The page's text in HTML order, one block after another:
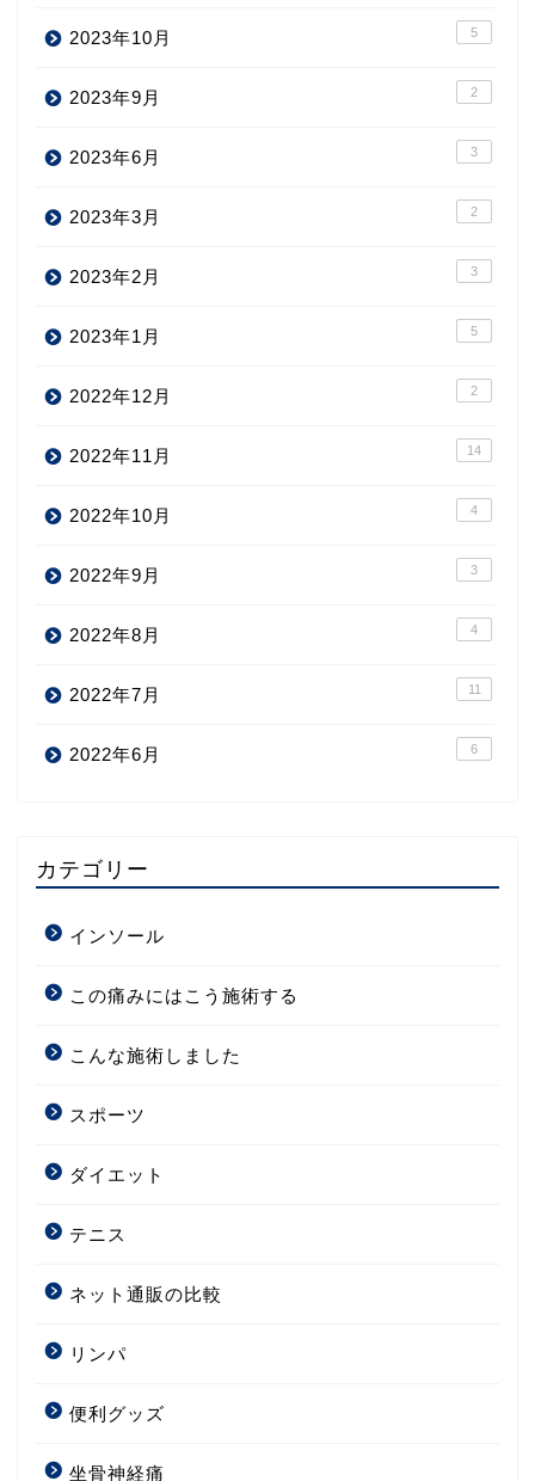
2023年10月 5
2023年9月 2
2023年6月 3
2023年3月 2
2023年2月 3
2023年1月 5
2022年12月 2
2022年11月 14
2022年10月 4
2022年9月 3
2022年8月 4
2022年7月 11
2022年6月 6
カテゴリー
インソール
この痛みにはこう施術する
こんな施術しました
スポーツ
ダイエット
テニス
ネット通販の比較
リンパ
便利グッズ
坐骨神経痛